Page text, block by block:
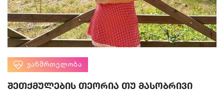
ᲯᲐᲜᲛᲠᲗᲔᲚᲝᲑᲐ
შეთქმულების თეორია თუ მასობრივი